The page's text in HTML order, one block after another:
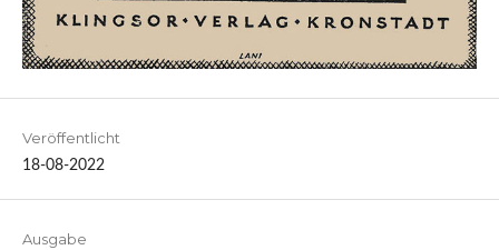
Veröffentlicht
18-08-2022
Ausgabe